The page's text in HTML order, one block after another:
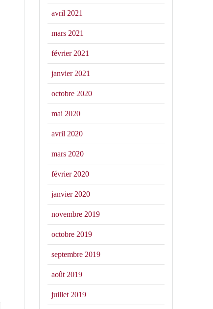
avril 2021
mars 2021
février 2021
janvier 2021
octobre 2020
mai 2020
avril 2020
mars 2020
février 2020
janvier 2020
novembre 2019
octobre 2019
septembre 2019
août 2019
juillet 2019